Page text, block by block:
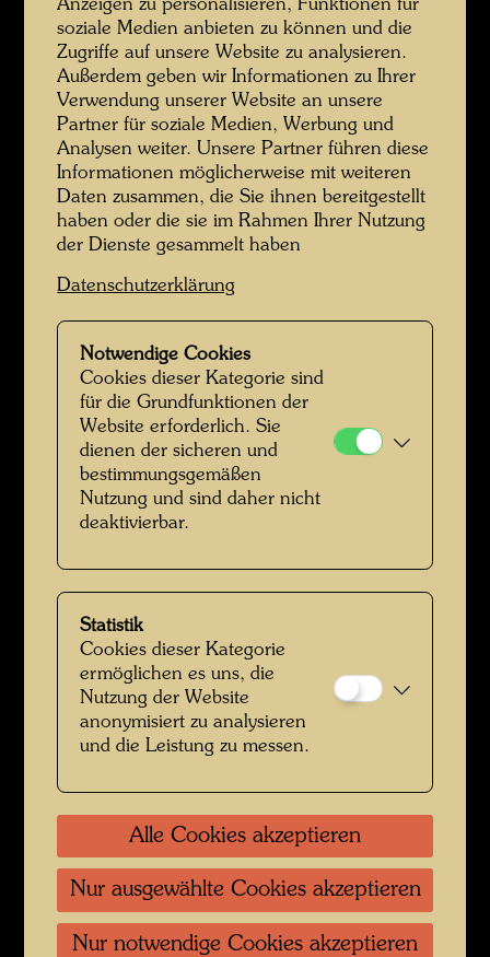
Anzeigen zu personalisieren, Funktionen für
soziale Medien anbieten zu können und die
Zugriffe auf unsere Website zu analysieren.
Außerdem geben wir Informationen zu Ihrer
Verwendung unserer Website an unsere
Partner für soziale Medien, Werbung und
Analysen weiter. Unsere Partner führen diese
Informationen möglicherweise mit weiteren
Daten zusammen, die Sie ihnen bereitgestellt
haben oder die sie im Rahmen Ihrer Nutzung
der Dienste gesammelt haben
Datenschutzerklärung
Notwendige Cookies
Cookies dieser Kategorie sind
für die Grundfunktionen der
Website erforderlich. Sie
dienen der sicheren und
bestimmungsgemäßen
Nutzung und sind daher nicht
deaktivierbar.
Statistik
Cookies dieser Kategorie
ermöglichen es uns, die
Nutzung der Website
anonymisiert zu analysieren
und die Leistung zu messen.
Alle Cookies akzeptieren
Nur ausgewählte Cookies akzeptieren
Nur notwendige Cookies akzeptieren